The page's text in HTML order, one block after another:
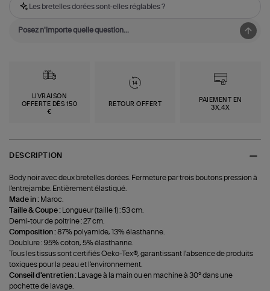
Les bretelles dorées sont-elles réglables ?
LIVRAISON
OFFERTE DÈS 150
€
RETOUR OFFERT
PAIEMENT EN
3X,4X
DESCRIPTION
Body noir avec deux bretelles dorées. Fermeture par trois boutons pression à
l'entrejambe. Entièrement élastiqué.
Made in : Maroc.
Taille & Coupe :
Longueur (taille 1) : 53 cm.
Demi-tour de poitrine : 27 cm.
Composition :87% polyamide, 13% élasthanne.
Doublure : 95% coton, 5% élasthanne.
Tous les tissus sont certifiés Oeko-Tex®, garantissant l'absence de produits
toxiques pour la peau et l'environnement.
Conseil d'entretien :
Lavage à la main ou en machine à 30° dans une
pochette de lavage.